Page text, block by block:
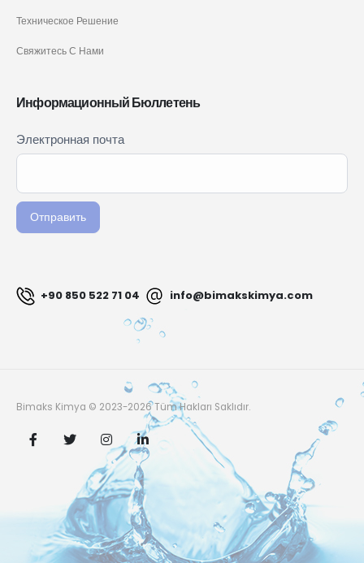
Техническое Решение
Свяжитесь С Нами
Информационный Бюллетень
Newsletter
Signup
Электронная почта
Отправить
Если вы
человек,
это поле
пустым.
+90 850 522 71 04 info@bimakskimya.com
Bimaks Kimya © 2023-2026 Tüm Hakları Saklıdır.